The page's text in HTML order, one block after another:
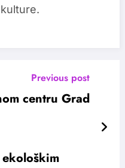
Previous post
centru Grad